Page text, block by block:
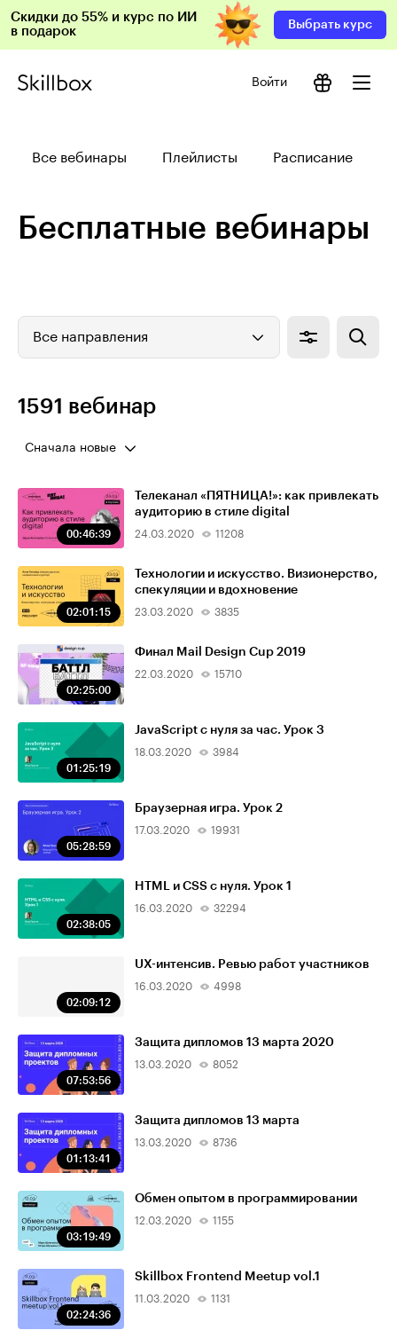
Скидки до 55% и курс по ИИ
в подарок
Выбрать курс
Войти
Все вебинары Плейлисты Расписание
Бесплатные вебинары
Все направления
1591 вебинар
Сначала новые
00:46:39
Телеканал «ПЯТНИЦА!»: как привлекать
аудиторию в стиле digital
24.03.2020 11208
02:01:15
Технологии и искусство. Визионерство,
спекуляции и вдохновение
23.03.2020 3835
02:25:00
Финал Mail Design Cup 2019
22.03.2020 15710
01:25:19
JavaScript с нуля за час. Урок 3
18.03.2020 3984
05:28:59
Браузерная игра. Урок 2
17.03.2020 19931
02:38:05
HTML и CSS с нуля. Урок 1
16.03.2020 32294
02:09:12
UX-интенсив. Ревью работ участников
16.03.2020 4998
07:53:56
Защита дипломов 13 марта 2020
13.03.2020 8052
01:13:41
Защита дипломов 13 марта
13.03.2020 8736
03:19:49
Обмен опытом в программировании
12.03.2020 1155
02:24:36
Skillbox Frontend Meetup vol.1
11.03.2020 1131